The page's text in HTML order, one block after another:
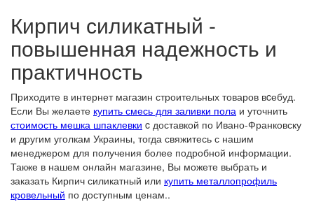
Кирпич силикатный -
повышенная надежность и
практичность
Приходите в интернет магазин строительных товаров вcебуд.
Если Вы желаете купить смесь для заливки пола и уточнить
стоимость мешка шпаклевки c доставкой по Ивано-Франковску
и другим уголкам Украины, тогда свяжитесь с нашим
менеджером для получения более подробной информации.
Также в нашем онлайн магазине, Вы можете выбрать и
заказать Кирпич силикатный или купить металлопрофиль
кровельный по доступным ценам..